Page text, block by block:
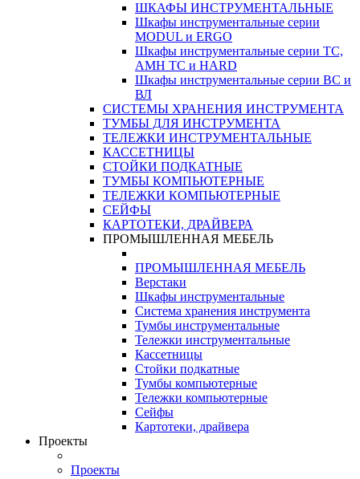
ШКАФЫ ИНСТРУМЕНТАЛЬНЫЕ
Шкафы инструментальные серии
MODUL и ERGO
Шкафы инструментальные серии ТС,
АМН ТС и HARD
Шкафы инструментальные серии ВС и
ВЛ
СИСТЕМЫ ХРАНЕНИЯ ИНСТРУМЕНТА
ТУМБЫ ДЛЯ ИНСТРУМЕНТА
ТЕЛЕЖКИ ИНСТРУМЕНТАЛЬНЫЕ
КАССЕТНИЦЫ
СТОЙКИ ПОДКАТНЫЕ
ТУМБЫ КОМПЬЮТЕРНЫЕ
ТЕЛЕЖКИ КОМПЬЮТЕРНЫЕ
СЕЙФЫ
КАРТОТЕКИ, ДРАЙВЕРА
ПРОМЫШЛЕННАЯ МЕБЕЛЬ
ПРОМЫШЛЕННАЯ МЕБЕЛЬ
Верстаки
Шкафы инструментальные
Система хранения инструмента
Тумбы инструментальные
Тележки инструментальные
Кассетницы
Стойки подкатные
Тумбы компьютерные
Тележки компьютерные
Сейфы
Картотеки, драйвера
Проекты
Проекты